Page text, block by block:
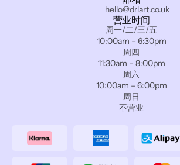
hello@drlart.co.uk
营业时间
周一/二/三/五
10:00am – 6:30pm
周四
11:30am – 8:00pm
周六
10:00am – 6:00pm
周日
不营业